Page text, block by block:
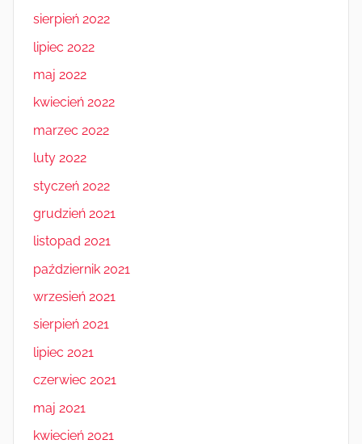
sierpień 2022
lipiec 2022
maj 2022
kwiecień 2022
marzec 2022
luty 2022
styczeń 2022
grudzień 2021
listopad 2021
październik 2021
wrzesień 2021
sierpień 2021
lipiec 2021
czerwiec 2021
maj 2021
kwiecień 2021